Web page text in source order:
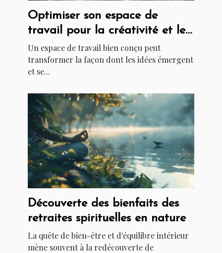
Optimiser son espace de
travail pour la créativité et le
succès
Un espace de travail bien conçu peut
transformer la façon dont les idées émergent
et se...
Découverte des bienfaits des
retraites spirituelles en nature
La quête de bien-être et d'équilibre intérieur
mène souvent à la redécouverte de